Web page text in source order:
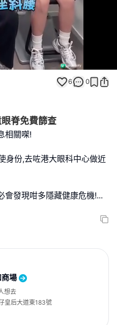
6 0
脊免費篩查
相關㗎!
身份,去咗港大眼科中心做近
會發現咁多隱藏健康危機!...
場
想去
皇后大道東183號